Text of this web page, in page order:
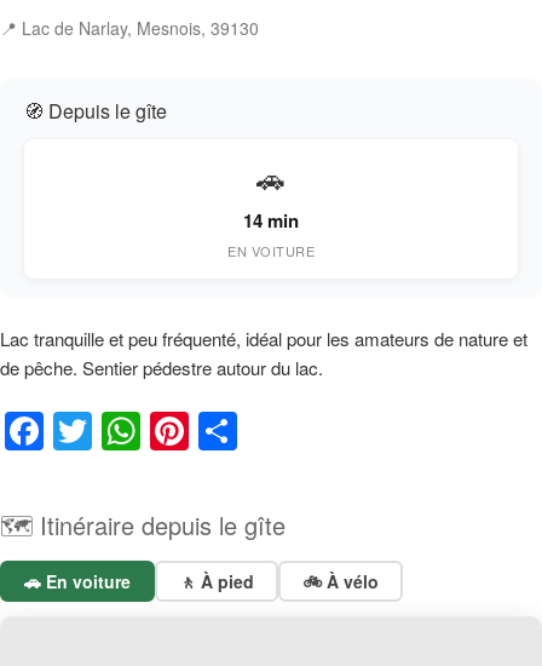
📍 Lac de Narlay, Mesnois, 39130
🧭 Depuis le gîte
🚗
14 min
EN VOITURE
Lac tranquille et peu fréquenté, idéal pour les amateurs de nature et
de pêche. Sentier pédestre autour du lac.
F
a
c
e
b
T
wi
tt
er
W
h
at
s
A
Pi
nt
er
e
st
ta
g
er
🗺️ Itinéraire depuis le gîte
🚗 En voiture 🚶 À pied 🚲 À vélo